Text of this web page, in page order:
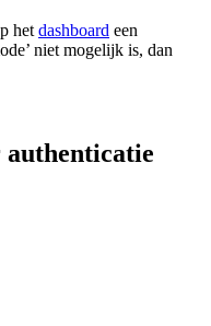
het dashboard een
niet mogelijk is, dan
authenticatie